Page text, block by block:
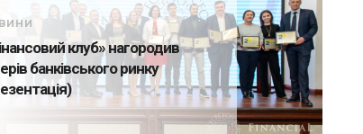
клуб» нагородив
банківського ринку